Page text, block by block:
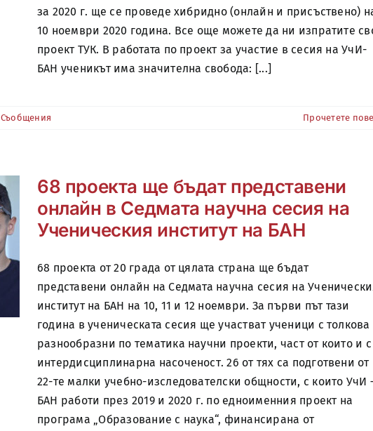
за 2020 г. ще се проведе хибридно (онлайн и присъствено)
10 ноември 2020 година. Все още можете да ни изпратите
проект ТУК. В работата по проект за участие в сесия на УчИ-
БАН ученикът има значителна свобода: [...]
Съобщения Прочетете
68 проекта ще бъдат представени
онлайн в Седмата научна сесия на
Ученическия институт на БАН
68 проекта от 20 града от цялата страна ще бъдат
представени онлайн на Седмата научна сесия на
институт на БАН на 10, 11 и 12 ноември. За първи път тази
година в ученическата сесия ще участват ученици с толкова
разнообразни по тематика научни проекти, част от които и с
интердисциплинарна насоченост. 26 от тях са подготвени от
22-те малки учебно-изследователски общности, с които УчИ
БАН работи през 2019 и 2020 г. по едноименния проект на
програма „Образование с наука“, финансирана от